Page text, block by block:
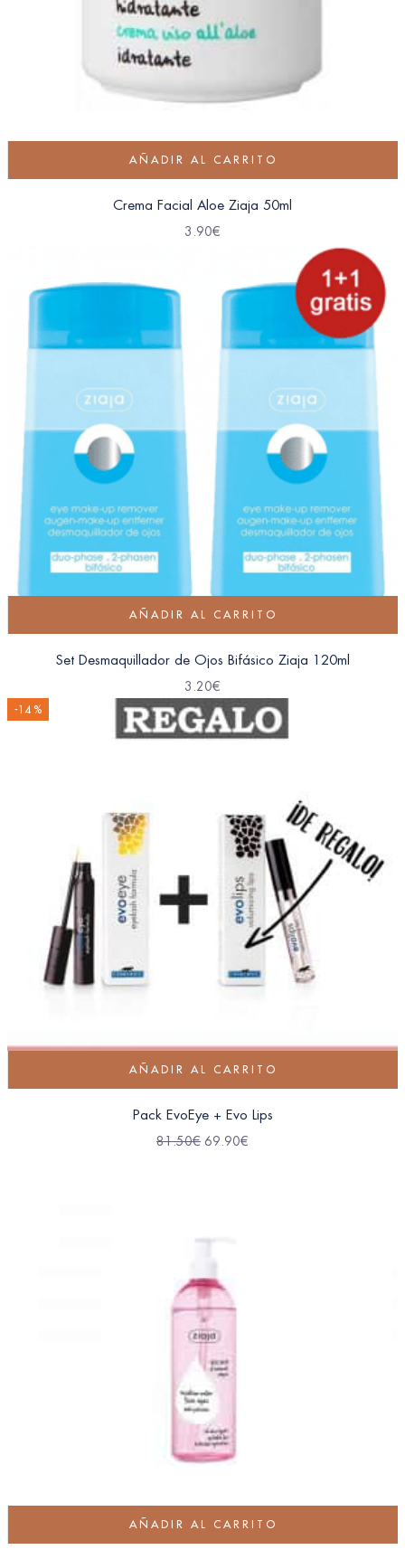
AÑADIR AL CARRITO
Crema Facial Aloe Ziaja 50ml
3.90€
AÑADIR AL CARRITO
Set Desmaquillador de Ojos Bifásico Ziaja 120ml
3.20€
-14 %
AÑADIR AL CARRITO
Pack EvoEye + Evo Lips
81.50€ 69.90€
AÑADIR AL CARRITO